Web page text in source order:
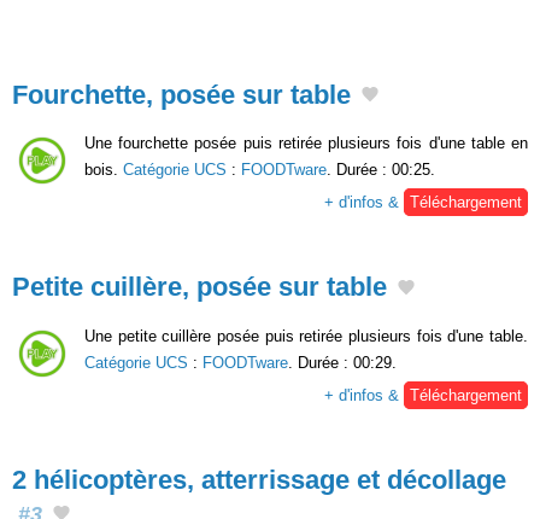
Fourchette, posée sur table
Une fourchette posée puis retirée plusieurs fois d'une table en
bois. Catégorie UCS : FOODTware. Durée : 00:25.
+ d'infos & Téléchargement
Petite cuillère, posée sur table
Une petite cuillère posée puis retirée plusieurs fois d'une table.
Catégorie UCS : FOODTware . Durée : 00:29.
+ d'infos &
Téléchargement
2 hélicoptères, atterrissage et décollage
#3